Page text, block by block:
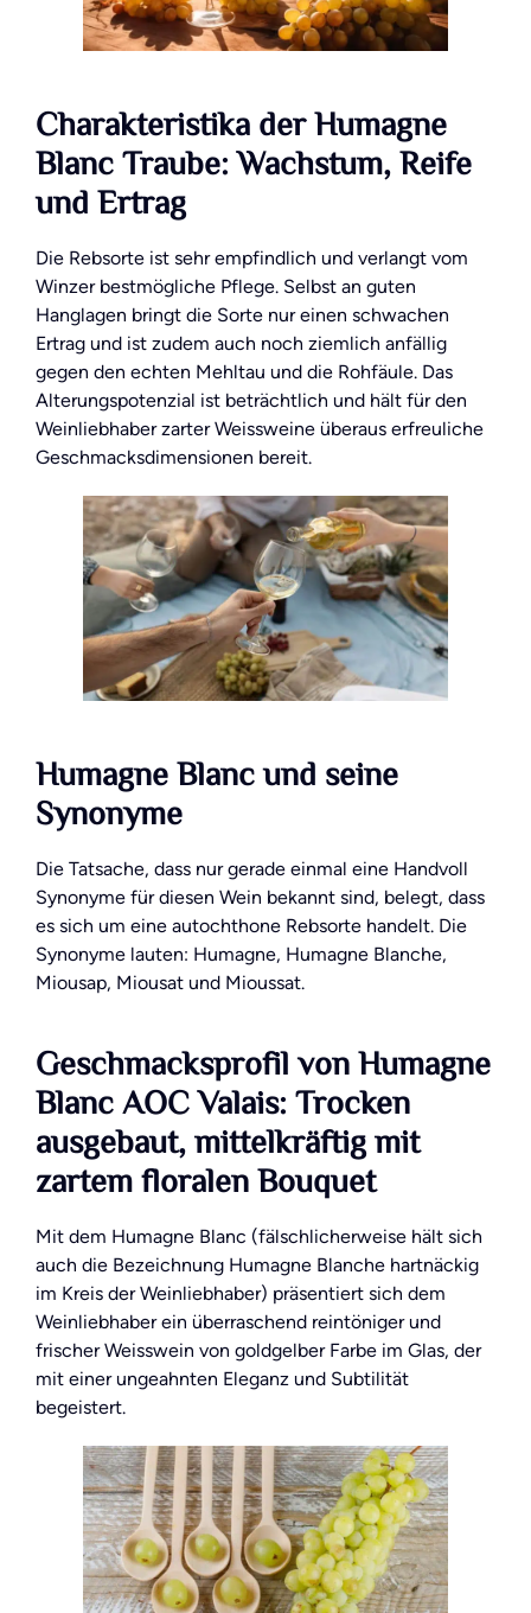
Charakteristika der Humagne
Blanc Traube: Wachstum, Reife
und Ertrag
Die Rebsorte ist sehr empfindlich und verlangt vom
Winzer bestmögliche Pflege. Selbst an guten
Hanglagen bringt die Sorte nur einen schwachen
Ertrag und ist zudem auch noch ziemlich anfällig
gegen den echten Mehltau und die Rohfäule. Das
Alterungspotenzial ist beträchtlich und hält für den
Weinliebhaber zarter Weissweine überaus erfreuliche
Geschmacksdimensionen bereit.
Humagne Blanc und seine
Synonyme
Die Tatsache, dass nur gerade einmal eine Handvoll
Synonyme für diesen Wein bekannt sind, belegt, dass
es sich um eine autochthone Rebsorte handelt. Die
Synonyme lauten: Humagne, Humagne Blanche,
Miousap, Miousat und Mioussat.
Geschmacksprofil von Humagne
Blanc AOC Valais: Trocken
ausgebaut, mittelkräftig mit
zartem floralen Bouquet
Mit dem Humagne Blanc (fälschlicherweise hält sich
auch die Bezeichnung Humagne Blanche hartnäckig
im Kreis der Weinliebhaber) präsentiert sich dem
Weinliebhaber ein überraschend reintöniger und
frischer Weisswein von goldgelber Farbe im Glas, der
mit einer ungeahnten Eleganz und Subtilität
begeistert.